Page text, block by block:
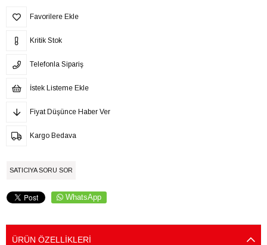
Favorilere Ekle
Kritik Stok
Telefonla Sipariş
İstek Listeme Ekle
Fiyat Düşünce Haber Ver
Kargo Bedava
SATICIYA SORU SOR
WhatsApp
ÜRÜN ÖZELLIKLERI